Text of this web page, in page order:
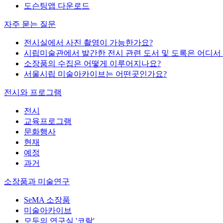
도슨팅앱 다운로드
자주 묻는 질문
전시실에서 사진 촬영이 가능한가요?
시립미술관에서 발간한 전시 관련 도서 및 도록은 어디서
소장품의 수집은 어떻게 이루어지나요?
서울시립 미술아카이브는 어떤곳인가요?
전시와 프로그램
전시
교육프로그램
문화행사
현재
예정
과거
소장품과 미술연구
SeMA 소장품
미술아카이브
모두의 연구실 '코랄'